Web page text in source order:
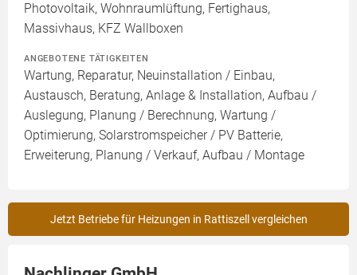
Photovoltaik, Wohnraumlüftung, Fertighaus,
Massivhaus, KFZ Wallboxen
ANGEBOTENE TÄTIGKEITEN
Wartung, Reparatur, Neuinstallation / Einbau,
Austausch, Beratung, Anlage & Installation, Aufbau /
Auslegung, Planung / Berechnung, Wartung /
Optimierung, Solarstromspeicher / PV Batterie,
Erweiterung, Planung / Verkauf, Aufbau / Montage
Jetzt Betriebe für Heizungen in Rattiszell vergleichen